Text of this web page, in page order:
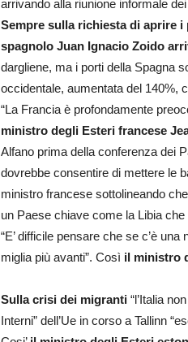
arrivando alla riunione informale
Sempre sulla richiesta di aprire
spagnolo Juan Ignacio Zoido
dargliene, ma i porti della Spagna
occidentale, aumentata del 140%,
“La Francia è profondamente
ministro degli Esteri francese
Alfano prima della conferenza dei
dovrebbe consentire di mettere le
ministro francese sottolineando
un Paese chiave come la Libia
“E’ difficile pensare che se c’è
miglia più avanti”. Così il ministro
Sulla crisi dei migranti “l’Italia
Interni” dell’Ue in corso a Tallinn